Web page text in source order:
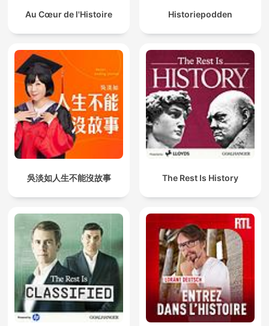
Au Cœur de l'Histoire Historiepodden
吳淡如人生不能沒故事 The Rest Is History